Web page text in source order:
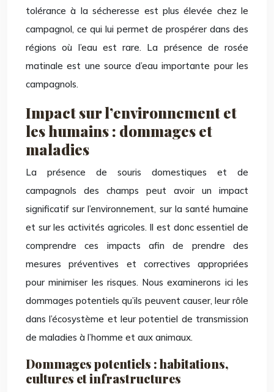
tolérance à la sécheresse est plus élevée chez le
campagnol, ce qui lui permet de prospérer dans des
régions où l’eau est rare. La présence de rosée
matinale est une source d’eau importante pour les
campagnols.
Impact sur l’environnement et
les humains : dommages et
maladies
La présence de souris domestiques et de
campagnols des champs peut avoir un impact
significatif sur l’environnement, sur la santé humaine
et sur les activités agricoles. Il est donc essentiel de
comprendre ces impacts afin de prendre des
mesures préventives et correctives appropriées
pour minimiser les risques. Nous examinerons ici les
dommages potentiels qu’ils peuvent causer, leur rôle
dans l’écosystème et leur potentiel de transmission
de maladies à l’homme et aux animaux.
Dommages potentiels : habitations,
cultures et infrastructures